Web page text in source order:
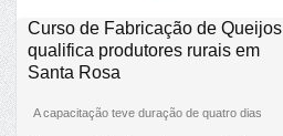
Curso de Fabricação de Queijos
qualifica produtores rurais em
Santa Rosa
A capacitação teve duração de quatro dias